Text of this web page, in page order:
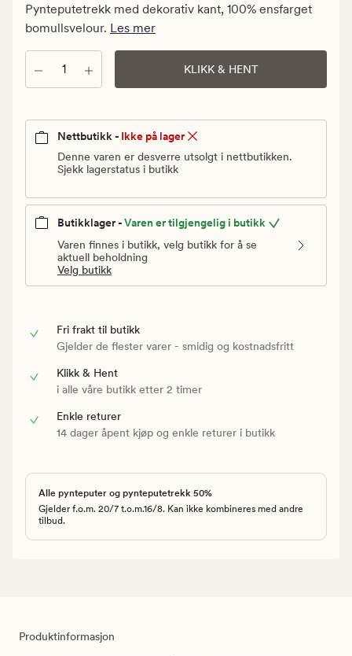
kr.
Vanlig
Pynteputetrekk med dekorativ kant, 100% ensfarget
bomullsvelour. Les mer
Antall KLIKK & HENT
Nettbutikk - Ikke på lager
Denne varen er desverre utsolgt i nettbutikken.
Sjekk lagerstatus i butikk
Butikklager -Varen er tilgjengelig i butikk
Varen finnes i butikk, velg butikk for å se
aktuell beholdning
Velg butikk
Fri frakt til butikk
Gjelder de flester varer - smidig og kostnadsfritt
Klikk & Hent
i alle våre butikk etter 2 timer
Enkle returer
14 dager åpent kjøp og enkle returer i butikk
Alle pynteputer og pynteputetrekk 50%
Gjelder f.o.m. 20/7 t.o.m.16/8. Kan ikke kombineres med andre
tilbud.
Produktinformasjon